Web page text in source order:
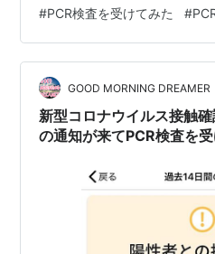
る。 家から１歩もでーへんく
お昼ごはんは食べるし。笑 や
の事やけど、 貴重な経験談と
事があったんよね！ とある病
りに到着。 院内には入らない
口で待ってると、Ｔ…
#PCR検査を受けてみた #
GOOD MORNING DREAMER
新型コロナウイルス接触
の通知が来てPCR検査を